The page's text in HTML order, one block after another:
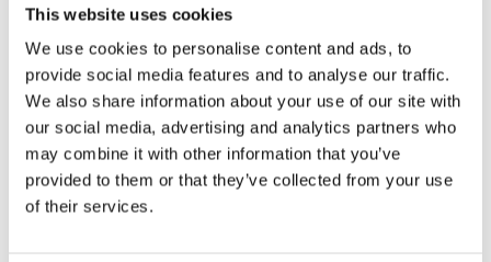
This website uses cookies
We use cookies to personalise content and ads, to
provide social media features and to analyse our traffic.
We also share information about your use of our site with
our social media, advertising and analytics partners who
may combine it with other information that you’ve
provided to them or that they’ve collected from your use
of their services.
Mac och PC, något som vi har haft i över 10 år.
APPLE
MOBILE DEVICE MANAGEMENT